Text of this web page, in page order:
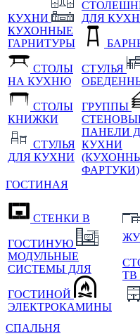
КУХНИ
КУХОННЫЕ
ГАРНИТУРЫ
СТОЛЫ
НА КУХНЮ
СТОЛЫ
КНИЖКИ
СТУЛЬЯ
ДЛЯ КУХНИ
ДЛЯ
СТУЛЬЯ
ГРУППЫ
ПАНЕЛИ
КУХНИ
ФАРТУКИ)
ГОСТИНАЯ
СТЕНКИ В
ГОСТИНУЮ
МОДУЛЬНЫЕ
СИСТЕМЫ ДЛЯ
ГОСТИНОЙ
ЭЛЕКТРОКАМИНЫ
СПАЛЬНЯ